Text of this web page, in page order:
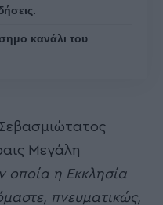
κανάλι του
Μεγάλη
οποία η Εκκλησία
πνευματικώς,